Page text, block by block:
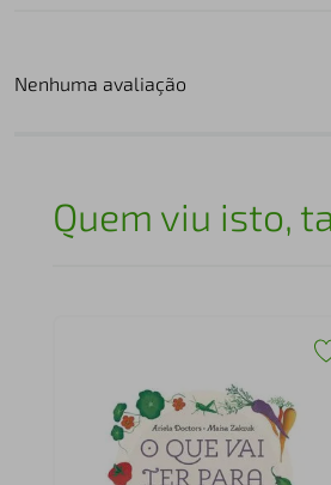
Nenhuma avaliação
Quem viu isto,